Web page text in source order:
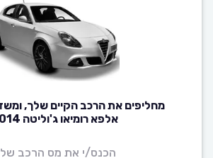
מחליפים את הרכב הקיים שלך,
אלפא רומיאו ג'וליטה 2014